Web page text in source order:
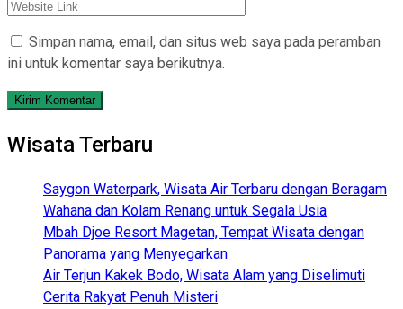
Simpan nama, email, dan situs web saya pada peramban
ini untuk komentar saya berikutnya.
Wisata Terbaru
Saygon Waterpark, Wisata Air Terbaru dengan Beragam
Wahana dan Kolam Renang untuk Segala Usia
Mbah Djoe Resort Magetan, Tempat Wisata dengan
Panorama yang Menyegarkan
Air Terjun Kakek Bodo, Wisata Alam yang Diselimuti
Cerita Rakyat Penuh Misteri